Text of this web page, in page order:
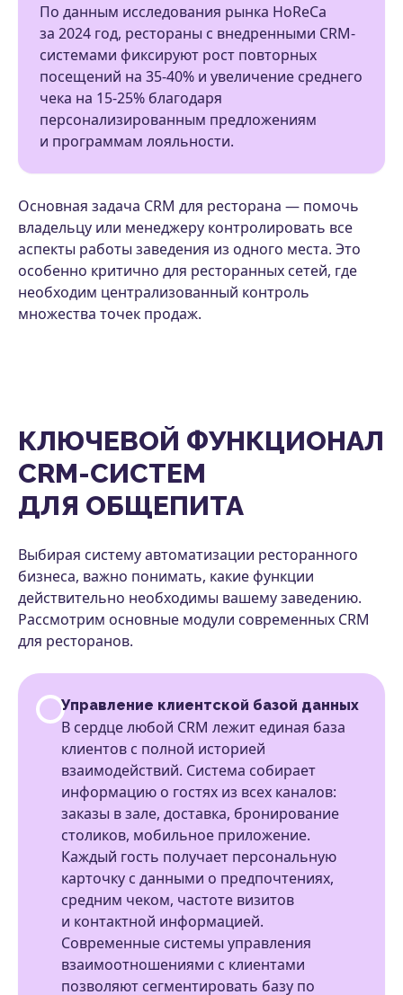
По данным исследования рынка HoReCa
за 2024 год, рестораны с внедренными CRM-
системами фиксируют рост повторных
посещений на 35-40% и увеличение среднего
чека на 15-25% благодаря
персонализированным предложениям
и программам лояльности.
Основная задача CRM для ресторана — помочь
владельцу или менеджеру контролировать все
аспекты работы заведения из одного места. Это
особенно критично для ресторанных сетей, где
необходим централизованный контроль
множества точек продаж.
КЛЮЧЕВОЙ ФУНКЦИОНАЛ
CRM-СИСТЕМ
ДЛЯ ОБЩЕПИТА
Выбирая систему автоматизации ресторанного
бизнеса, важно понимать, какие функции
действительно необходимы вашему заведению.
Рассмотрим основные модули современных CRM
для ресторанов.
Управление клиентской базой данных
В сердце любой CRM лежит единая база
клиентов с полной историей
взаимодействий. Система собирает
информацию о гостях из всех каналов:
заказы в зале, доставка, бронирование
столиков, мобильное приложение.
Каждый гость получает персональную
карточку с данными о предпочтениях,
средним чеком, частоте визитов
и контактной информацией.
Современные системы управления
взаимоотношениями с клиентами
позволяют сегментировать базу по